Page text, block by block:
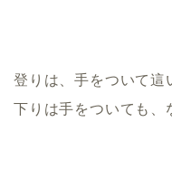
登りは、手をついて這
下りは手をついても、